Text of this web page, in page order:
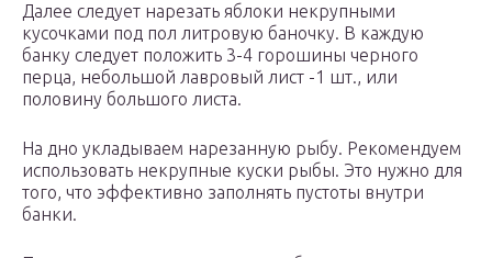
Далее следует нарезать яблоки некрупными
кусочками под пол литровую баночку. В каждую
банку следует положить 3-4 горошины черного
перца, небольшой лавровый лист -1 шт., или
половину большого листа.
На дно укладываем нарезанную рыбу. Рекомендуем
использовать некрупные куски рыбы. Это нужно для
того, что эффективно заполнять пустоты внутри
банки.